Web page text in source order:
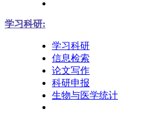
学习科研:
学习科研
信息检索
论文写作
科研申报
生物与医学统计